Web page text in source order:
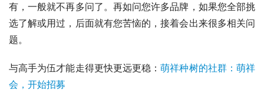
有，一般就不再多问了。再如问您许多品牌，如果您全部挑
选了解或用过，后面就有您苦恼的，接着会出来很多相关问
题。
与高手为伍才能走得更快更远更稳：萌祥种树的社群：萌祥
会，开始招募